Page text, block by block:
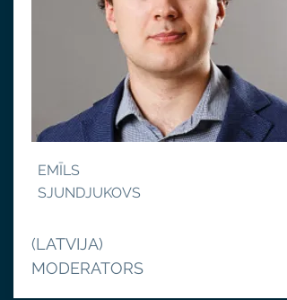
EMĪLS
SJUNDJUKOVS
(LATVIJA)
MODERATORS